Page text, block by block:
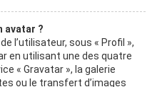
avatar ?
l’utilisateur, sous « Profil »,
en utilisant une des quatre
« Gravatar », la galerie
ou le transfert d’images